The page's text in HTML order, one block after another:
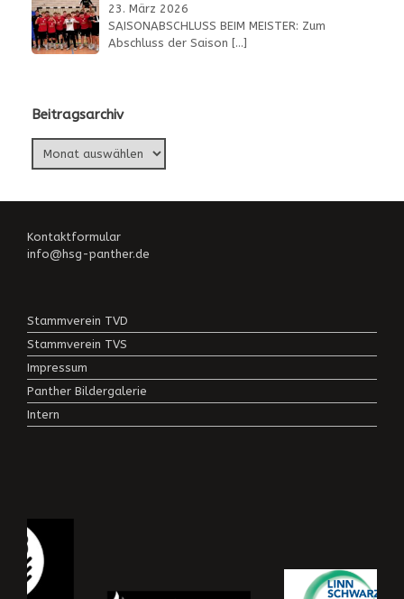
23. März 2026
SAISONABSCHLUSS BEIM MEISTER: Zum
Abschluss der Saison […]
Beitragsarchiv
Kontaktformular
info@hsg-panther.de
Stammverein TVD
Stammverein TVS
Impressum
Panther Bildergalerie
Intern